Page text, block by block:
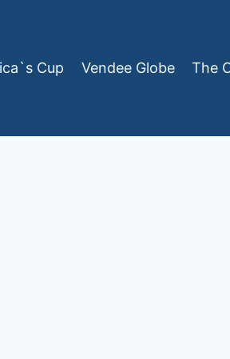
Cup Vendee Globe The